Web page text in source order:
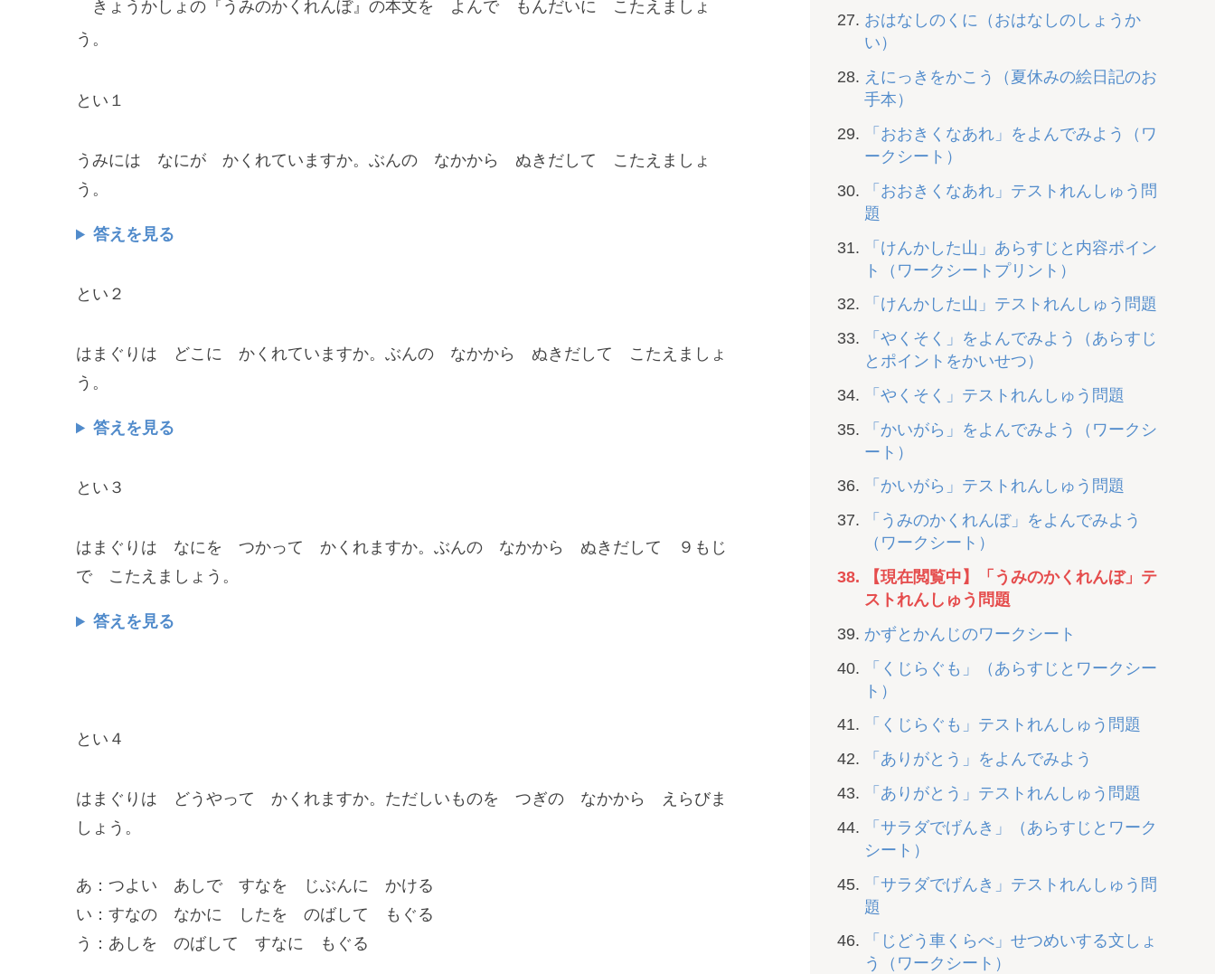
きょうかしょの『うみのかくれんぼ』の本文を よんで もんだいに こたえましょ
う。
とい１
うみには なにが かくれていますか。ぶんの なかから ぬきだして こたえましょ
う。
答えを見る
とい２
はまぐりは どこに かくれていますか。ぶんの なかから ぬきだして こたえましょ
う。
答えを見る
とい３
はまぐりは なにを つかって かくれますか。ぶんの なかから ぬきだして ９もじ
で こたえましょう。
答えを見る
とい４
はまぐりは どうやって かくれますか。ただしいものを つぎの なかから えらびま
しょう。
あ：つよい あしで すなを じぶんに かける
い：すなの なかに したを のばして もぐる
う：あしを のばして すなに もぐる
おはなしのくに（おはなしのしょうか
い）
えにっきをかこう（夏休みの絵日記のお
手本）
「おおきくなあれ」をよんでみよう（ワ
ークシート）
「おおきくなあれ」テストれんしゅう問
題
「けんかした山」あらすじと内容ポイン
ト（ワークシートプリント）
「けんかした山」テストれんしゅう問題
「やくそく」をよんでみよう（あらすじ
とポイントをかいせつ）
「やくそく」テストれんしゅう問題
「かいがら」をよんでみよう（ワークシ
ート）
「かいがら」テストれんしゅう問題
「うみのかくれんぼ」をよんでみよう
（ワークシート）
【現在閲覧中】「うみのかくれんぼ」テ
ストれんしゅう問題
かずとかんじのワークシート
「くじらぐも」（あらすじとワークシー
ト）
「くじらぐも」テストれんしゅう問題
「ありがとう」をよんでみよう
「ありがとう」テストれんしゅう問題
「サラダでげんき」（あらすじとワーク
シート）
「サラダでげんき」テストれんしゅう問
題
「じどう車くらべ」せつめいする文しょ
う（ワークシート）